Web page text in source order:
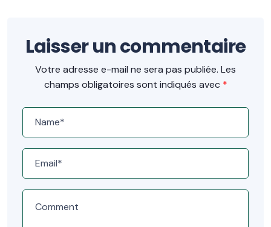
Laisser un commentaire
Votre adresse e-mail ne sera pas publiée. Les
champs obligatoires sont indiqués avec *